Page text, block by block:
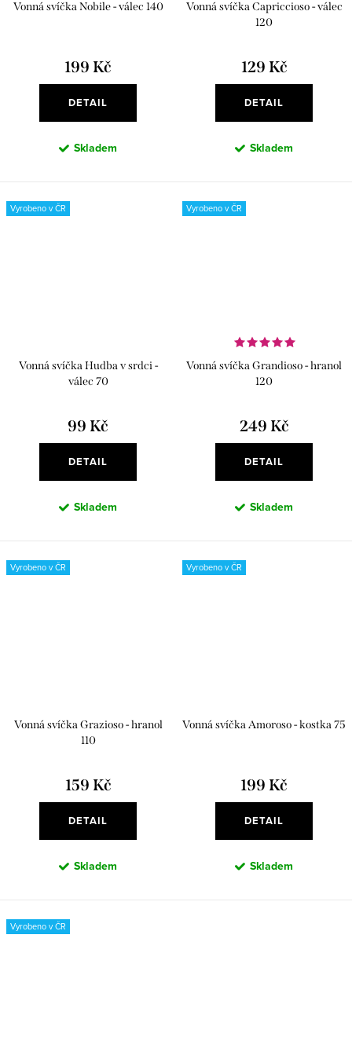
Vonná svíčka Nobile - válec 140
199 Kč
DETAIL
Skladem
Vonná svíčka Capriccioso - válec
120
129 Kč
DETAIL
Skladem
Vyrobeno v ČR
Vonná svíčka Hudba v srdci -
válec 70
99 Kč
DETAIL
Skladem
Vyrobeno v ČR
Vonná svíčka Grandioso - hranol
120
249 Kč
DETAIL
Skladem
Vyrobeno v ČR
Vonná svíčka Grazioso - hranol
110
159 Kč
DETAIL
Skladem
Vyrobeno v ČR
Vonná svíčka Amoroso - kostka 75
199 Kč
DETAIL
Skladem
Vyrobeno v ČR